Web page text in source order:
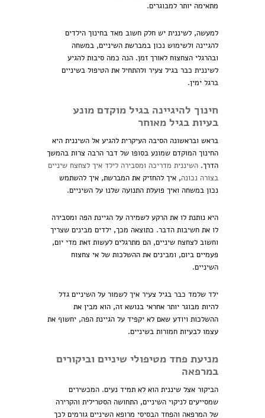
מתאימה יותר למבוגרים.
למעשה, לשיננית יש חלק חשוב מאד בחינוך הילדים
להגיינה ולשימוש נכון במברשת השיניים, במשחה
ובהרגלי הצחצוח לאורך זמן. הנה כמה סיבות להגיע
לשיננית כבר בגיל צעיר ולהתחיל את הטיפול בשיניים
ברגל ימין.
חינוך להיגיינה בגיל מוקדם מונע
בעיות בגיל מאוחר
בראש ובראשונה הסיבה העיקרית להגיע אל השיננית היא
החינוך המוקדם שמונע בסופו של דבר הרבה צרות בהמשך
הדרך. השיננית מדריכה ומסבירה לילד איך לצחצח שיניים
בצורה נכונה, איך להחזיק את המברשת, איך להשתמש
נכון במשחה ואיך פועלת התנועה שלנו על השיניים.
היא נותנת לו את הרקע לשמירה על הגיינת הפה ומסבירה
לו את חשיבות הדבר. כתוצאה מכך, ילדים מבינים שצריך
וחשוב לצחצח שיניים, הם מתרגלים לעשות זאת מדי יום,
פעמיים ביום, ומבינים את ההשלכות של אי צחצוח
השיניים.
ילד שלמד כבר בגיל צעיר איך לשמור על השיניים גדל
להיות מבוגר יותר אחראי בנושא זה, הוא מבין את
ההשלכות ויודע שאם לא יקפיד על הגיינת הפה, יחשוף את
עצמו לבעיות חמורות בשיניים.
מניעת פחד מטיפולי שיניים וביקורים
במרפאה
הביקור אצל שיננית הוא לא תמיד נעים. המכשירים
שמסייעים לניקוי השיניים, התחושה הסטרילית והקרירה
של המרפאה והפחד הבסיסי מרופא השיניים גורמים לכך